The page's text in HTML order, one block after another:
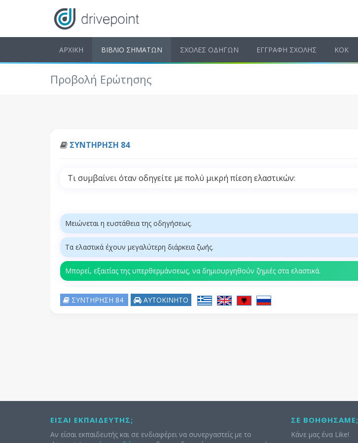
ΑΡΧΙΚΗ ΒΙΒΛΙΟ ΣΗΜΑΤΩΝ ΣΧΟΛΕΣ ΟΔΗΓΩΝ ΕΓΓΡΑΦΗ ΣΧΟΛΗΣ ΚΟΚ
Προβολή Ερώτησης
ΣΥΝΤΗΡΗΣΗ 84
Τι συμβαίνει όταν οδηγείτε με πολύ μικρή πίεση ελαστικών:
Μειώνεται η ευστάθεια της οδηγήσεως.
Τα ελαστικά έχουν μεγαλύτερη διάρκεια ζωής.
Μπορεί, εξαιτίας της υπερθερμάνσεως, να δημιουργηθούν ζημιές στα ελαστικά.
ΣΥΝΤΗΡΗΣΗ 84 ΑΥΤΟΚΙΝΗΤΟ
ΕΊΣΑΙ ΕΚΠΑΙΔΕΥΤΉΣ;
Αν είσαι εκπαιδευτής και σε ενδιαφέρει να συνεργαστείς με το
ΣΕ ΒΟΗΘΉΣΑΜΕ;
Κάνε μας ένα Like!